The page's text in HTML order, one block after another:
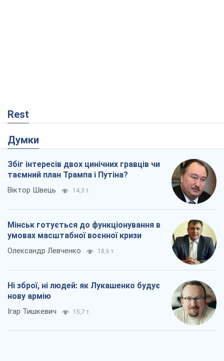
Rest
Думки
Збіг інтересів двох цинічних гравців чи
таємний план Трампа і Путіна?
Віктор Швець 14,3 т.
Мінськ готується до функціонування в
умовах масштабної воєнної кризи
Олександр Левченко 18,6 т.
Ні зброї, ні людей: як Лукашенко будує
нову армію
Ігар Тишкевич 15,7 т.